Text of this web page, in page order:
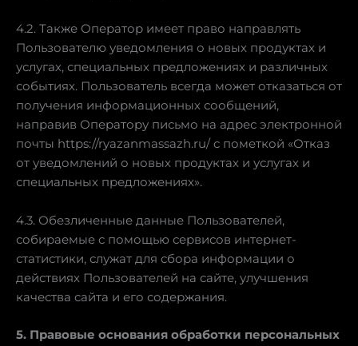
4.2. Также Оператор имеет право направлять
Пользователю уведомления о новых продуктах и
услугах, специальных предложениях и различных
событиях. Пользователь всегда может отказаться от
получения информационных сообщений,
направив Оператору письмо на адрес электронной
почты https://ryazanmassazh.ru/ с пометкой «Отказ
от уведомлений о новых продуктах и услугах и
специальных предложениях».
4.3. Обезличенные данные Пользователей,
собираемые с помощью сервисов интернет-
статистики, служат для сбора информации о
действиях Пользователей на сайте, улучшения
качества сайта и его содержания.
5. Правовые основания обработки персональных